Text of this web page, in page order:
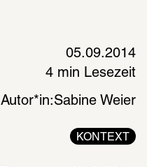
05.09.2014
4 min Lesezeit
Autor*in:Sabine Weier
KONTEXT